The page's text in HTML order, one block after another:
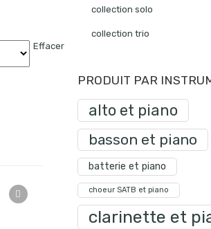
Effacer
collection solo
collection trio
PRODUIT PAR
alto et piano
basson et piano
batterie et piano
choeur SATB et piano
clarinette et